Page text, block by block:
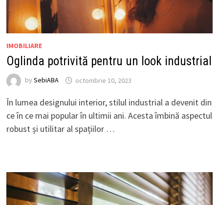
IMOBILIARE
Oglinda potrivită pentru un look industrial
by SebiABA octombrie 10, 2023
În lumea designului interior, stilul industrial a devenit din
ce în ce mai popular în ultimii ani. Acesta îmbină aspectul
robust și utilitar al spațiilor …